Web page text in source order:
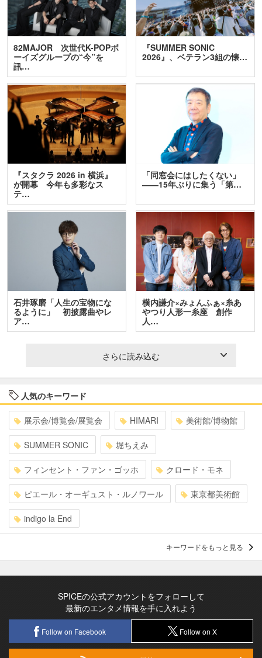
82MAJOR 次世代K-POPボ
ーイズグループの“今”を
訊…
『SUMMER SONIC
2026』、ベテラン3組の懐…
『スタクラ 2026 in 横浜』
が開幕 今年も多彩なス
テ…
「同窓会にはしたくない」
――15年ぶりに集う「第…
石井琢磨「人生の宝物にな
るように」 初披露曲やレ
ア…
横内謙介×みょんふぁ×糸あ
やつり人形一糸座 創作
人…
さらに読み込む
人気のキーワード
展示会/博覧会/展覧会 HIMARI 美術館/博物館
SUMMER SONIC 堀ちえみ
フィンセント・ファン・ゴッホ クロード・モネ
ピエール・オーギュスト・ルノワール 東京都美術館
indigo la End
キーワードをもっと見る
SPICEの公式アカウントをフォローして
最新のエンタメ情報を手に入れよう
Follow on Facebook Follow on X